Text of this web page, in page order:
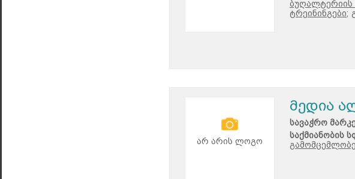
ბუღალტერიის
ტრეინინგები;
არ არის ლოგო
მედია
სავაჭრო
საქმიანობის